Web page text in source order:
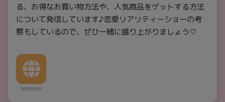
る、お得なお買い物方法や、人気商品をゲットする方法
について発信しています♪恋愛リアリティーショーの考
察もしているので、ぜひ一緒に盛り上がりましょう♡
Website